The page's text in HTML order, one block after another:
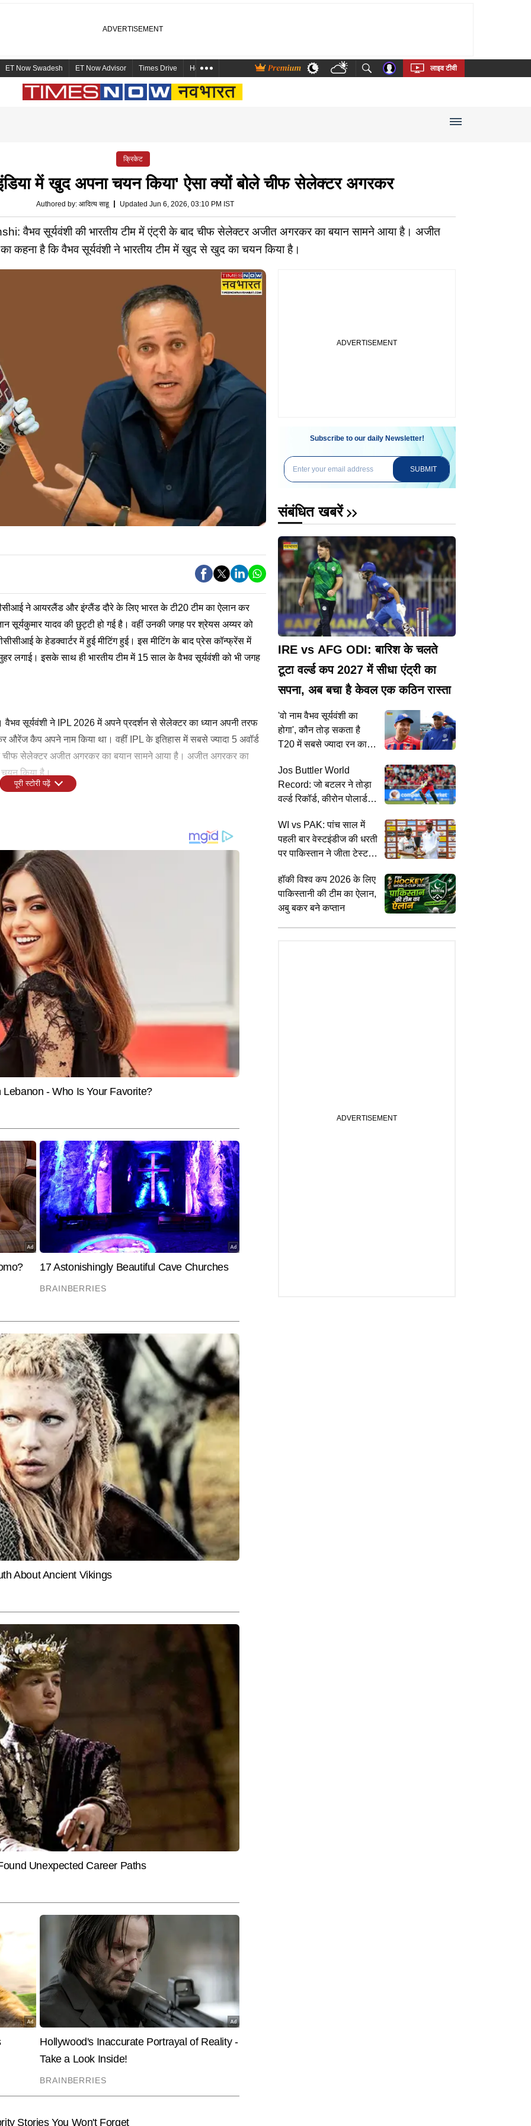
ET Now Swadesh ET Now Advisor Times Drive Health and Me Marathi Bengali Telugu Tamil Kannada Malayalam
लाइव टीवी
क्रिकेट
में खुद अपना चयन किया' ऐसा क्यों बोले चीफ सेलेक्टर अगरकर
Authored by: आदित्य साहू Updated Jun 6, 2026, 03:10 PM IST
वैभव सूर्यवंशी की भारतीय टीम में एंट्री के बाद चीफ सेलेक्टर अजीत अगरकर का बयान सामने आया है। अजीत
कहना है कि वैभव सूर्यवंशी ने भारतीय टीम में खुद से खुद का चयन किया है।
ने आयरलैंड और इंग्लैंड दौरे के लिए भारत के टी20 टीम का ऐलान कर
सूर्यकुमार यादव की छुट्टी हो गई है। वहीं उनकी जगह पर श्रेयस अय्यर को
के हेडक्वार्टर में हुई मीटिंग हुई। इस मीटिंग के बाद प्रेस कॉन्फ्रेंस में
लगाई। इसके साथ ही भारतीय टीम में 15 साल के वैभव सूर्यवंशी को भी जगह
वैभव सूर्यवंशी ने IPL 2026 में अपने प्रदर्शन से सेलेक्टर का ध्यान अपनी तरफ
औरेंज कैप अपने नाम किया था। वहीं IPL के इतिहास में सबसे ज्यादा 5 अवॉर्ड
चीफ सेलेक्टर अजीत अगरकर का बयान सामने आया है। अजीत अगरकर का
किया है।
चयन किया है। गौरतलब है कि मात्र 15 साल और 71 दिन की उम्र में वैभव
बन गए हैं। उन्होंने महान सचिन तेंदुलकर का रिकॉर्ड तोड़ा है। भारतीय
इसके बाद 1 से 11 जुलाई के बीच इंग्लैंड के खिलाफ पांच मैचों की टी20
में तीन दिसंबर 2023 के बाद पहली बार वापसी हुई है।
Opening: RBI के
बाजार का मूड, Sensex में
तेजी
TRAVEL
अरुणाचल घूमने का बना नया बहाना, ग्लॉ
झील को मिला अंतरराष्ट्रीय सम्मान
में स्पोर्ट्स और ट्रेडिंग कंटेंट लिखतें हैं। जर्नलिज्म में मास्टर्स की डिग्री हासिल करने
सक्रिय हैं। स्पोर्ट्स इवेंट की रियल टाइम कवरेज, डाटा टॉपिक्स और अनोखे कंटेंट
से प्रस्तुत करना आदित्य की खासियत है। उनकी कॉपी राइटिंग और इंटरेस्टिंग
दुनिया में अलग पहचान देती है। 15,000 से अधिक बायलाइन स्टोरी पब्लिश कर चुके
End of Article
पूरी स्टोरी पढ़ें
Subscribe to our daily Newsletter!
SUBMIT
संबंधित खबरें
IRE vs AFG ODI: बारिश के चलते
टूटा वर्ल्ड कप 2027 में सीधा एंट्री का
सपना, अब बचा है केवल एक कठिन रास्ता
'वो नाम वैभव सूर्यवंशी का
होगा', कौन तोड़ सकता है
T20 में सबसे ज्यादा रन का
कर दी भविष्यवाणी
Jos Buttler World
Record: जो बटलर ने तोड़ा
वर्ल्ड रिकॉर्ड, कीरोन पोलार्ड
बल्लेबाज
WI vs PAK: पांच साल में
पहली बार वेस्टइंडीज की धरती
पर पाकिस्तान ने जीता टेस्ट
हॉकी विश्व कप 2026 के लिए
पाकिस्तानी की टीम का ऐलान,
अबु बकर बने कप्तान